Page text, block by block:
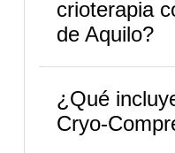
crioterapia
de Aquilo?
¿Qué
Cryo-